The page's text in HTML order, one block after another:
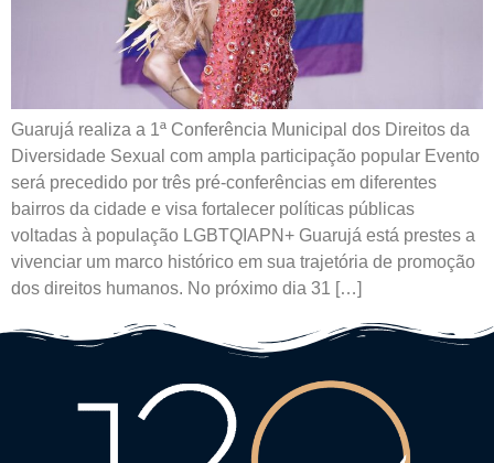
Guarujá realiza a 1ª Conferência Municipal dos Direitos da
Diversidade Sexual com ampla participação popular Evento
será precedido por três pré-conferências em diferentes
bairros da cidade e visa fortalecer políticas públicas
voltadas à população LGBTQIAPN+ Guarujá está prestes a
vivenciar um marco histórico em sua trajetória de promoção
dos direitos humanos. No próximo dia 31 […]